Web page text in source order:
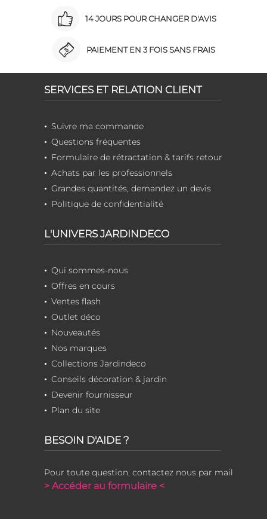
14 JOURS POUR CHANGER D'AVIS
PAIEMENT EN 3 FOIS SANS FRAIS
SERVICES ET RELATION CLIENT
Suivre ma commande
Questions fréquentes
Formulaire de rétractation & tarifs retour
Achats par les professionnels
Grandes quantités, demandez un devis
Politique de confidentialité
L'UNIVERS JARDINDECO
Qui sommes-nous
Offres en cours
Ventes flash
Outlet déco
Nouveautés
Nos marques
Collections Jardindeco
Conseils décoration & jardin
Devenir fournisseur
Plan du site
BESOIN D'AIDE ?
Pour toute question, contactez nous par mail
> Accéder au formulaire <